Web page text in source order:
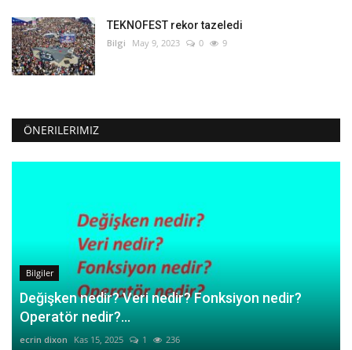
TEKNOFEST rekor tazeledi
Bilgi May 9, 2023 0 9
ÖNERILERIMIZ
Bilgiler
Değişken nedir? Veri nedir? Fonksiyon nedir?
Operatör nedir?...
ecrin dixon Kas 15, 2025 1 236